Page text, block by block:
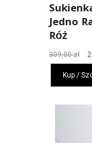
Jedno
Róż
309,00zł
Kup /